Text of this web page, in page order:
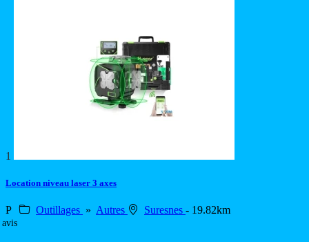
1
Location niveau laser 3 axes
P Outillages » Autres Suresnes - 19.82km
avis